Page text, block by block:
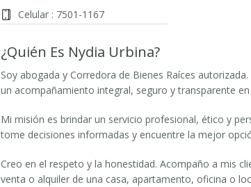
Celular : 7501-1167
¿Quién Es Nydia Urbina?
Soy abogada y Corredora de Bienes Raíces
un acompañamiento integral, seguro y transparente
Mi misión es brindar un servicio profesional, ético y
tome decisiones informadas y encuentre la mejor
Creo en el respeto y la honestidad. Acompaño a mis
venta o alquiler de una casa, apartamento, oficina o